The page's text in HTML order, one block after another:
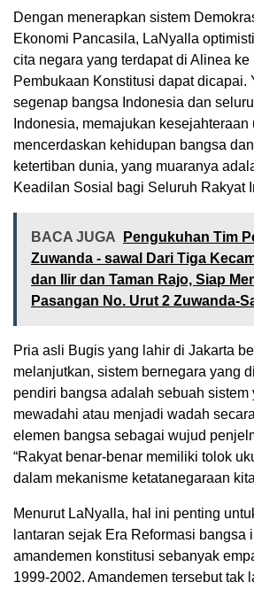
Dengan menerapkan sistem
Ekonomi Pancasila, LaNyalla
cita negara yang terdapat di Alinea ke
Pembukaan Konstitusi dapat dicapai.
segenap bangsa Indonesia dan
Indonesia, memajukan kesejahteraan
mencerdaskan kehidupan bangsa
ketertiban dunia, yang muaranya
Keadilan Sosial bagi Seluruh Rakyat
BACA JUGA
Pengukuhan Tim
Zuwanda - sawal Dari Tiga
dan Ilir dan Taman Rajo, Siap
Pasangan No. Urut 2 Zuwanda-
Pria asli Bugis yang lahir di Jakarta
melanjutkan, sistem bernegara yang
pendiri bangsa adalah sebuah sistem
mewadahi atau menjadi wadah
elemen bangsa sebagai wujud
“Rakyat benar-benar memiliki tolok
dalam mekanisme ketatanegaraan
Menurut LaNyalla, hal ini penting
lantaran sejak Era Reformasi bangsa
amandemen konstitusi sebanyak
1999-2002. Amandemen tersebut tak